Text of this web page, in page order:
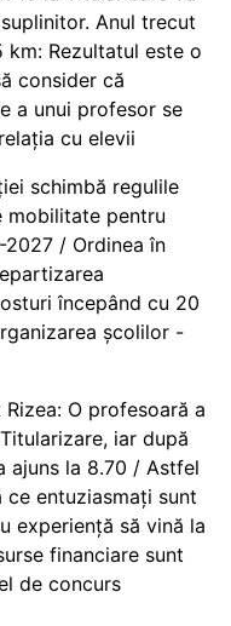
Anul trecut
km: Rezultatul este o
consider că
a unui profesor se
cu elevii
schimbă regulile
mobilitate pentru
/ Ordinea în
începând cu 20
școlilor -
O profesoară a
iar după
ajuns la 8.70 / Astfel
entuziasmați sunt
experiență să vină la
financiare sunt
de concurs